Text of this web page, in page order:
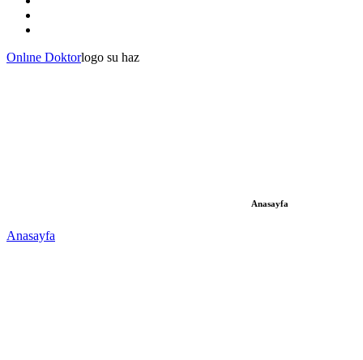
Onlıne Doktorlogo su haz
Anasayfa
Anasayfa